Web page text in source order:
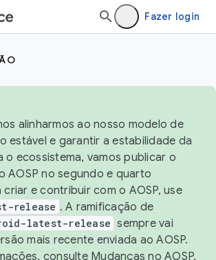
Fazer login
alinharmos ao nosso modelo de
estável e garantir a estabilidade da
o ecossistema, vamos publicar o
AOSP no segundo e quarto
e contribuir com o AOSP, use
release . A ramificação de
latest-release sempre vai
mais recente enviada ao AOSP.
consulte Mudanças no AOSP.